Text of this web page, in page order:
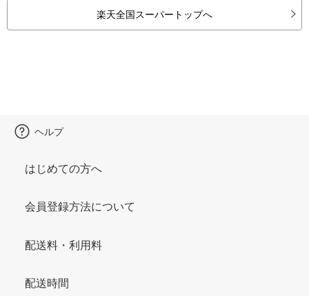
楽天全国スーパートップへ
ヘルプ
はじめての方へ
会員登録方法について
配送料・利用料
配送時間